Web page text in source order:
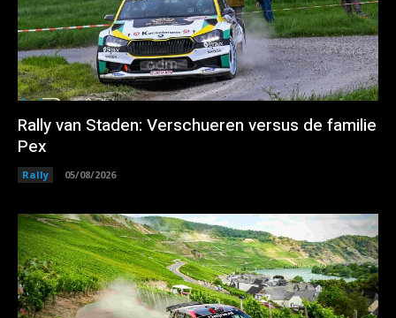
Rally van Staden: Verschueren versus de familie
Pex
Rally 05/08/2026